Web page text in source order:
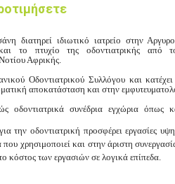
διατηρεί ιδιωτικό ιατρείο στην
το πτυχίο της οδοντιατρικής από
Αφρικής.
Οδοντιατρικού Συλλόγου και
αποκατάσταση και στην
οδοντιατρικά συνέδρια εγχώρια
την οδοντιατρική προσφέρει εργασίες
που χρησιμοποιεί και στην άριστη
κόστος των εργασιών σε λογικά επίπεδα.